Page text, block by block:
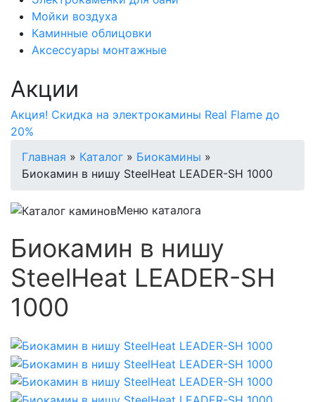
Мойки воздуха
Каминные облицовки
Аксессуары монтажные
Акции
Акция! Скидка на электрокамины Real Flame до
20%
Главная » Каталог » Биокамины »
Биокамин в нишу SteelHeat LEADER-SH 1000
Меню каталога
Биокамин в нишу
SteelHeat LEADER-SH
1000